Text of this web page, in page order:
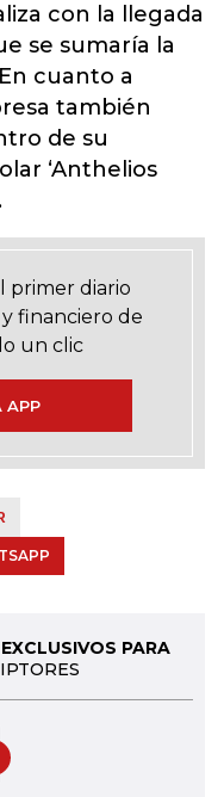
con la llegada
se sumaría la
cuanto a
también
de su
‘Anthelios
primer diario
financiero de
un clic
APP
PARA